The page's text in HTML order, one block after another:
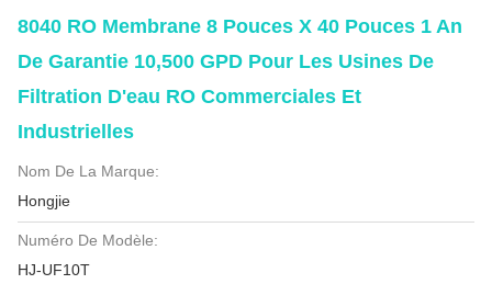
8040 RO Membrane 8 Pouces X 40 Pouces 1 An
De Garantie 10,500 GPD Pour Les Usines De
Filtration D'eau RO Commerciales Et
Industrielles
Nom De La Marque:
Hongjie
Numéro De Modèle:
HJ-UF10T